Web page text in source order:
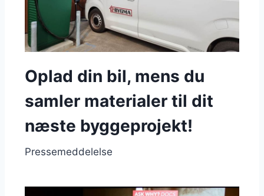
Oplad din bil, mens du
samler materialer til dit
næste byggeprojekt!
Pressemeddelelse